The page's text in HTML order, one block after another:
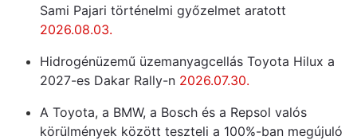
Sami Pajari történelmi győzelmet aratott
2026.08.03.
Hidrogénüzemű üzemanyagcellás Toyota Hilux a
2027-es Dakar Rally-n 2026.07.30.
A Toyota, a BMW, a Bosch és a Repsol valós
körülmények között teszteli a 100%-ban megújuló